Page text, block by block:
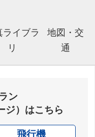
ライブラ
リ
地図・交
通
ン
ジ）はこちら
飛行機